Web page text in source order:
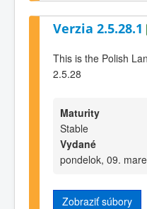
Verzia 2.5.28.1
This is the Polish
2.5.28
Maturity
Stable
Vydané
pondelok, 09.
Zobraziť súbory